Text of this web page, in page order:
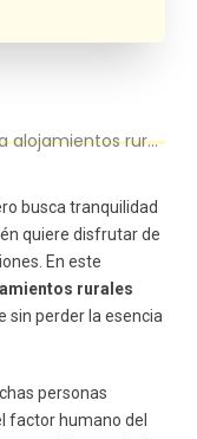
bienestar
y
rurales
busca tranquilidad
quiere disfrutar de
En este
rurales
sin perder la esencia
personas
factor humano del